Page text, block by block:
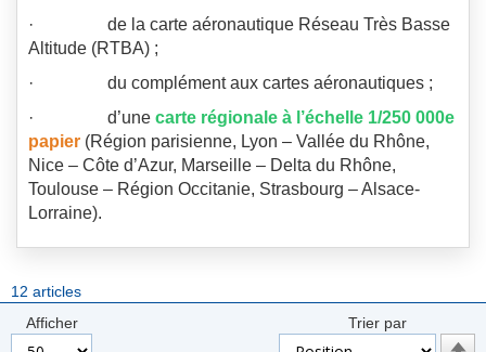
· de la carte aéronautique Réseau Très Basse
Altitude (RTBA) ;
· du complément aux cartes aéronautiques ;
· d’une carte régionale à l’échelle 1/250 000e
papier (Région parisienne, Lyon – Vallée du Rhône,
Nice – Côte d’Azur, Marseille – Delta du Rhône,
Toulouse – Région Occitanie, Strasbourg – Alsace-
Lorraine).
12 articles
Afficher
Trier par
Par